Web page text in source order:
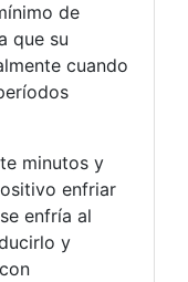
de
que su
cuando
minutos y
enfriar
enfría al
y